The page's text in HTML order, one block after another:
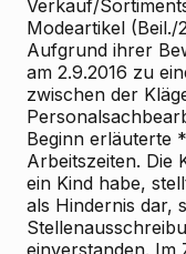
Verkauf/
Modeartikel (Beil./
Aufgrund ihrer
am 2.9.2016 zu
zwischen der
Beginn erläuterte
Arbeitszeiten. Die
ein Kind habe,
als Hindernis dar,
einverstanden. Im